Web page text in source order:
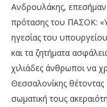
Ανδρουλάκης,
πρότασης του ΠΑΣΟΚ:
ηγεσίας του
και τα ζητήματα
χιλιάδες άνθρωποι να
Θεσσαλονίκης θέτοντας
σωματική τους